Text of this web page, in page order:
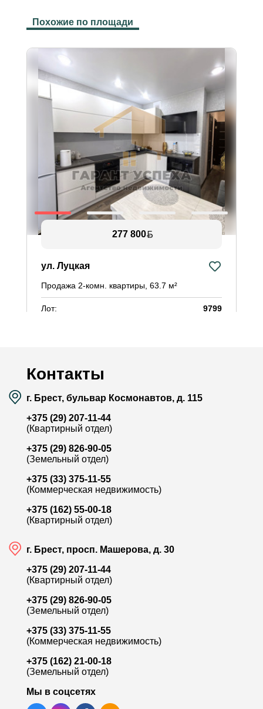
Похожие по площади
277 800
ул. Луцкая
Продажа 2-комн. квартиры, 63.7 м²
Лот:
9799
Контакты
г. Брест, бульвар Космонавтов, д. 115
+375 (29) 207-11-44
(Квартирный отдел)
+375 (29) 826-90-05
(Земельный отдел)
+375 (33) 375-11-55
(Коммерческая недвижимость)
+375 (162) 55-00-18
(Квартирный отдел)
г. Брест, просп. Машерова, д. 30
+375 (29) 207-11-44
(Квартирный отдел)
+375 (29) 826-90-05
(Земельный отдел)
+375 (33) 375-11-55
(Коммерческая недвижимость)
+375 (162) 21-00-18
(Земельный отдел)
Мы в соцсетях